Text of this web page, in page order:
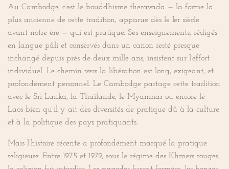
Au Cambodge, c’est le bouddhisme theravada — la forme la
plus ancienne de cette tradition, apparue dès le Ier siècle
avant notre ère — qui est pratiqué. Ses enseignements, rédigés
en langue pâli et conservés dans un canon resté presque
inchangé depuis près de deux mille ans, insistent sur l’effort
individuel. Le chemin vers la libération est long, exigeant, et
profondément personnel. Le Cambodge partage cette tradition
avec le Sri Lanka, la Thaïlande, le Myanmar ou encore le
Laos bien qu’il y ait des diversités de pratique dû à la culture
et à la politique des pays pratiquants.
Mais l’histoire récente a profondément marqué la pratique
religieuse. Entre 1975 et 1979, sous le régime des Khmers rouges,